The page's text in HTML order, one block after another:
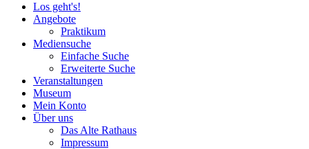
Los geht's!
Angebote
Praktikum
Mediensuche
Einfache Suche
Erweiterte Suche
Veranstaltungen
Museum
Mein Konto
Über uns
Das Alte Rathaus
Impressum